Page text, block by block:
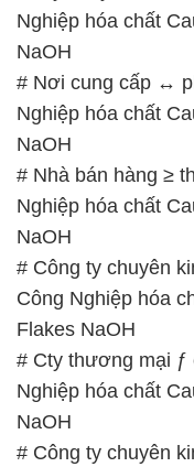
NaOH
# Nhà bán hàng ≥
Nghiệp hóa chất
NaOH
# Công ty chuyên
Công Nghiệp hóa
Flakes NaOH
# Cty thương mại ƒ
Nghiệp hóa chất
NaOH
# Công ty chuyên
Nghiệp hóa chất
NaOH
📞PHÒNG KINH